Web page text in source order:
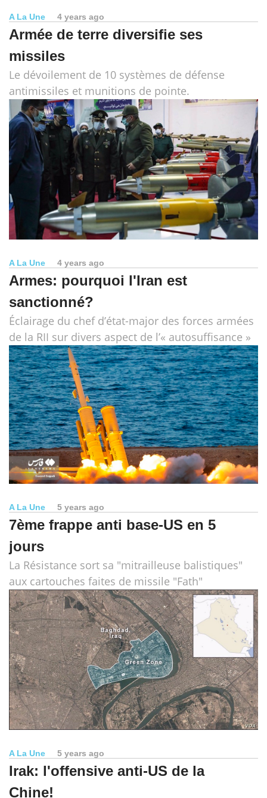
A La Une 4 years ago
Armée de terre diversifie ses
missiles
Le dévoilement de 10 systèmes de défense
antimissiles et munitions de pointe.
A La Une 4 years ago
Armes: pourquoi l'Iran est
sanctionné?
Éclairage du chef d’état-major des forces armées
de la RII sur divers aspect de l’« autosuffisance »
A La Une 5 years ago
7ème frappe anti base-US en 5
jours
La Résistance sort sa "mitrailleuse balistiques"
aux cartouches faites de missile "Fath"
A La Une 5 years ago
Irak: l'offensive anti-US de la
Chine!